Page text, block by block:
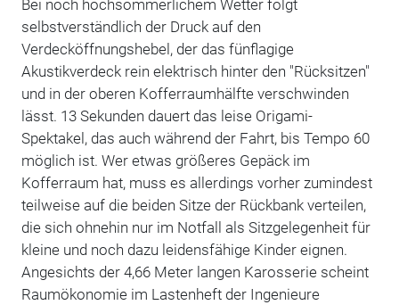
Bei noch hochsommerlichem Wetter folgt
selbstverständlich der Druck auf den
Verdecköffnungshebel, der das fünflagige
Akustikverdeck rein elektrisch hinter den "Rücksitzen"
und in der oberen Kofferraumhälfte verschwinden
lässt. 13 Sekunden dauert das leise Origami-
Spektakel, das auch während der Fahrt, bis Tempo 60
möglich ist. Wer etwas größeres Gepäck im
Kofferraum hat, muss es allerdings vorher zumindest
teilweise auf die beiden Sitze der Rückbank verteilen,
die sich ohnehin nur im Notfall als Sitzgelegenheit für
kleine und noch dazu leidensfähige Kinder eignen.
Angesichts der 4,66 Meter langen Karosserie scheint
Raumökonomie im Lastenheft der Ingenieure